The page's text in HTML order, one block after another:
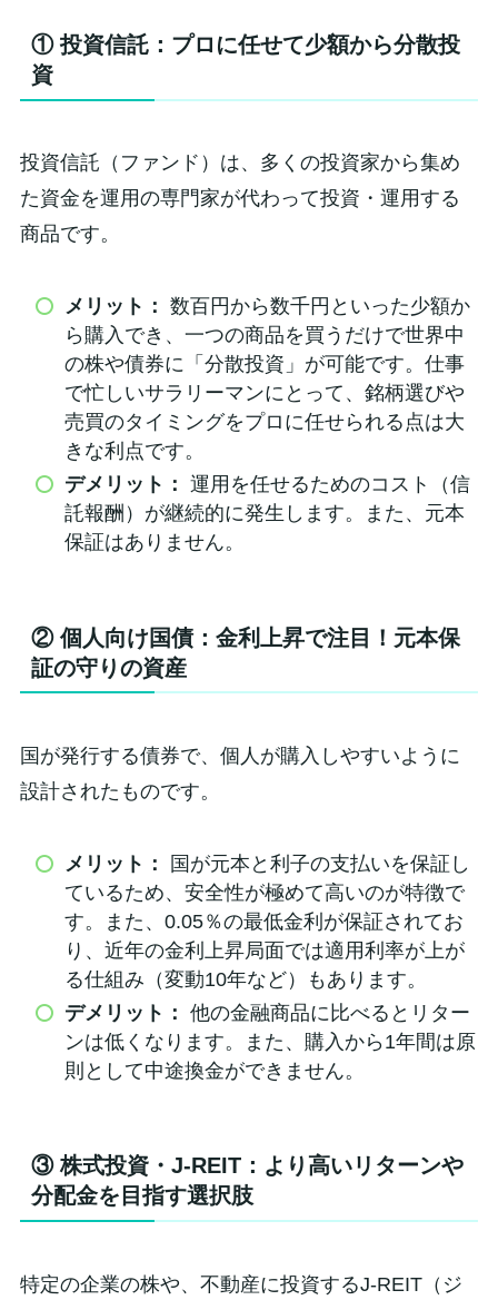
① 投資信託：プロに任せて少額から分散投
資
投資信託（ファンド）は、多くの投資家から集め
た資金を運用の専門家が代わって投資・運用する
商品です。
メリット： 数百円から数千円といった少額か
ら購入でき、一つの商品を買うだけで世界中
の株や債券に「分散投資」が可能です。仕事
で忙しいサラリーマンにとって、銘柄選びや
売買のタイミングをプロに任せられる点は大
きな利点です。
デメリット： 運用を任せるためのコスト（信
託報酬）が継続的に発生します。また、元本
保証はありません。
② 個人向け国債：金利上昇で注目！元本保
証の守りの資産
国が発行する債券で、個人が購入しやすいように
設計されたものです。
メリット：
国が元本と利子の支払いを保証し
ているため、安全性が極めて高いのが特徴で
す。また、0.05％の最低金利が保証されてお
り、近年の金利上昇局面では適用利率が上が
る仕組み（変動10年など）もあります。
デメリット： 他の金融商品に比べるとリター
ンは低くなります。また、購入から1年間は原
則として中途換金ができません。
③ 株式投資・J-REIT：より高いリターンや
分配金を目指す選択肢
特定の企業の株や、不動産に投資するJ-REIT（ジ